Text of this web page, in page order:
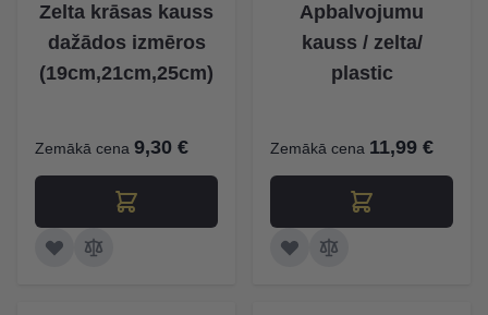
Zelta krāsas kauss
dažādos izmēros
(19cm,21cm,25cm)
Zemākā cena 9,30 €
Apbalvojumu
kauss / zelta/
plastic
Zemākā cena 11,99 €